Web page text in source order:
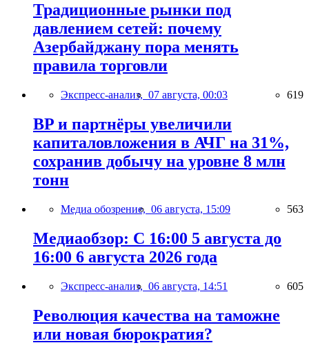
Традиционные рынки под
давлением сетей: почему
Азербайджану пора менять
правила торговли
Экспресс-анализ, 07 августа, 00:03 619
BP и партнёры увеличили
капиталовложения в АЧГ на 31%,
сохранив добычу на уровне 8 млн
тонн
Медиа обозрение, 06 августа, 15:09 563
Медиаобзор: С 16:00 5 августа до
16:00 6 августа 2026 года
Экспресс-анализ, 06 августа, 14:51 605
Революция качества на таможне
или новая бюрократия?